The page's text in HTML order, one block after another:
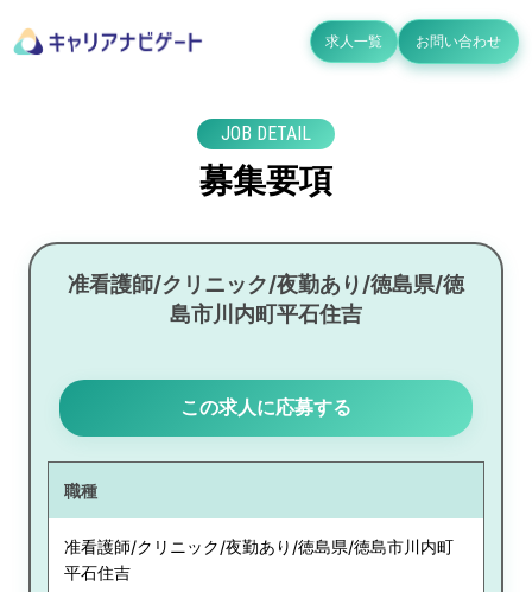
求人一覧 お問い合わせ
JOB DETAIL
募集要項
准看護師/クリニック/夜勤あり/徳島県/徳
島市川内町平石住吉
この求人に応募する
職種
准看護師/クリニック/夜勤あり/徳島県/徳島市川内町
平石住吉